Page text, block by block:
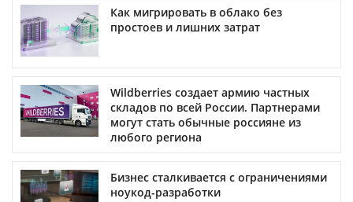
Как мигрировать в облако без
простоев и лишних затрат
Wildberries создает армию частных
складов по всей России. Партнерами
могут стать обычные россияне из
любого региона
Бизнес сталкивается с ограничениями
ноукод-разработки